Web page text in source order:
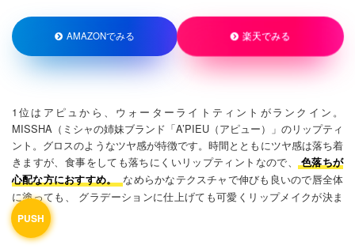
AMAZONでみる 楽天でみる
1位はアピュから、ウォーターライトティントがランクイン。
MISSHA（ミシャの姉妹ブランド「A’PIEU（アピュー）」のリップティ
ント。グロスのようなツヤ感が特徴です。時間とともにツヤ感は落ち着
きますが、食事をしても落ちにくいリップティントなので、 色落ちが
心配な方におすすめ。 なめらかなテクスチャで伸びも良いので唇全体
に塗っても、 グラデーションに仕上げても可愛くリップメイクが決ま
ります。